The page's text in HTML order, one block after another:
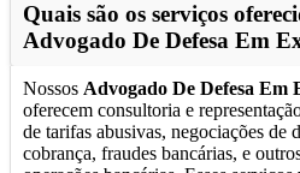
Quais são os serviços
Advogado De Defesa Em
Nossos Advogado De Defesa Em
oferecem consultoria e
de tarifas abusivas, negociações de
cobrança, fraudes bancárias, e